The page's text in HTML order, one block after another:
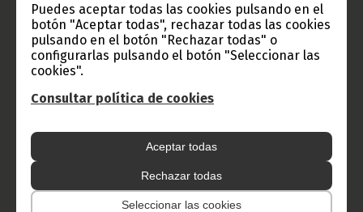
Puedes aceptar todas las cookies pulsando en el
botón "Aceptar todas", rechazar todas las cookies
pulsando en el botón "Rechazar todas" o
configurarlas pulsando el botón "Seleccionar las
cookies".
Consultar política de cookies
Aceptar todas
Rechazar todas
Seleccionar las cookies
CATEGORÍAS
Noticias Gobierno
Presidencia
África
50 Aniversario Independencia
CongresoPDGE Bielorrusia
Consejo de la república